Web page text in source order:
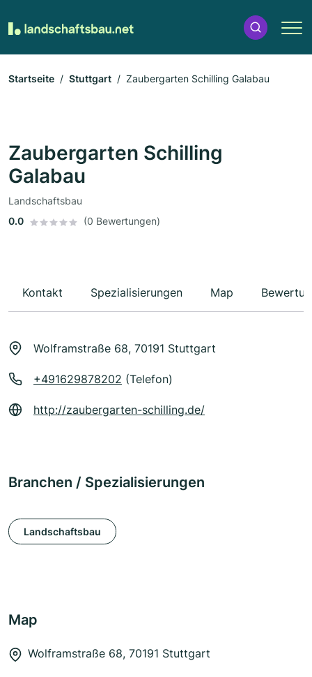
Startseite Stuttgart Zaubergarten Schilling Galabau
Zaubergarten Schilling
Galabau
Landschaftsbau
0.0
(0 Bewertungen)
Kontakt Spezialisierungen Map
Wolframstraße 68, 70191 Stuttgart
+491629878202 (Telefon)
http://zaubergarten-schilling.de/
Branchen / Spezialisierungen
Landschaftsbau
Map
Wolframstraße 68, 70191 Stuttgart